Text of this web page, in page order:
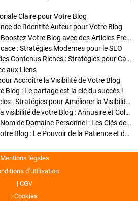
Claire pour Votre Blog
de l'Identité Auteur pour Votre Blog
Stratégies de Publication : Boostez Votre Blog avec des Articles Fréquents et Exclusifs
: Stratégies Modernes pour le SEO
Enrichir Vos Articles avec des Contenus Riches : Stratégies pour Captiver et Optimiser
aux Liens
Accroître la Visibilité de Votre Blog
Blog : Le partage est la clé du succès !
Optimisation SEO des Articles : Stratégies pour Améliorer la Visibilité de Votre Blog
Stratégies pour améliorer la visibilité de votre Blog : Annuaire et Collaborations
Pourquoi Investir dans un Nom de Domaine Personnel : Les Clés de la Réussite de Votre Blog
Comment Faire Émerger Votre Blog : Le Pouvoir de la Patience et de la Persévérance
Mentions légales
d’Utilisation
CGV
Cookies